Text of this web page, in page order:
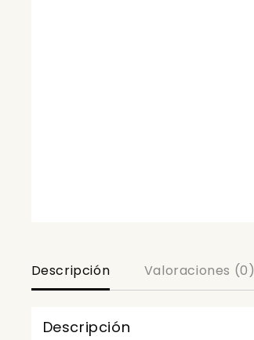
Descripción Valoraciones (0)
Descripción